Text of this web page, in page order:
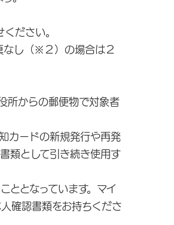
ださい。
なし（※２）の場合は２
所からの郵便物で対象者
カードの新規発行や再発
類として引き続き使用す
ととなっています。マイ
確認書類をお持ちくださ